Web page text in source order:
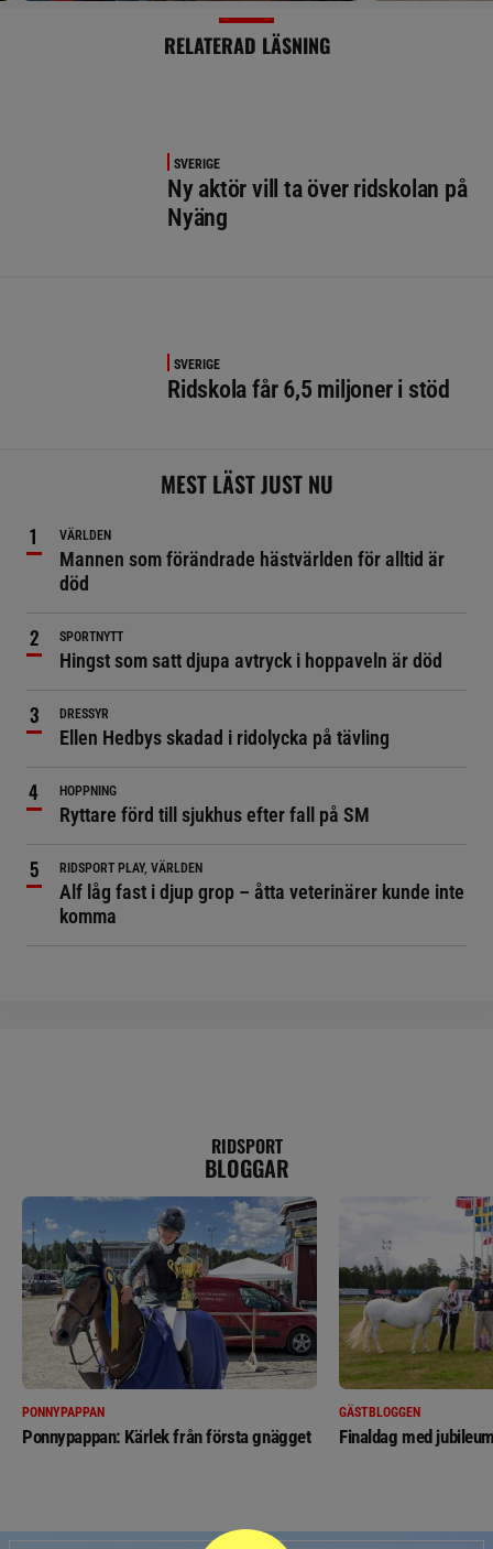
RELATERAD LÄSNING
SVERIGE
Ny aktör vill ta över ridskolan på
Nyäng
SVERIGE
Ridskola får 6,5 miljoner i stöd
MEST LÄST JUST NU
VÄRLDEN
Mannen som förändrade hästvärlden för alltid är
död
SPORTNYTT
Hingst som satt djupa avtryck i hoppaveln är död
DRESSYR
Ellen Hedbys skadad i ridolycka på tävling
HOPPNING
Ryttare förd till sjukhus efter fall på SM
RIDSPORT PLAY, VÄRLDEN
Alf låg fast i djup grop – åtta veterinärer kunde inte
komma
RIDSPORT
BLOGGAR
PONNYPAPPAN
Ponnypappan: Kärlek från första gnägget
GÄSTBLOGGEN
Finaldag med